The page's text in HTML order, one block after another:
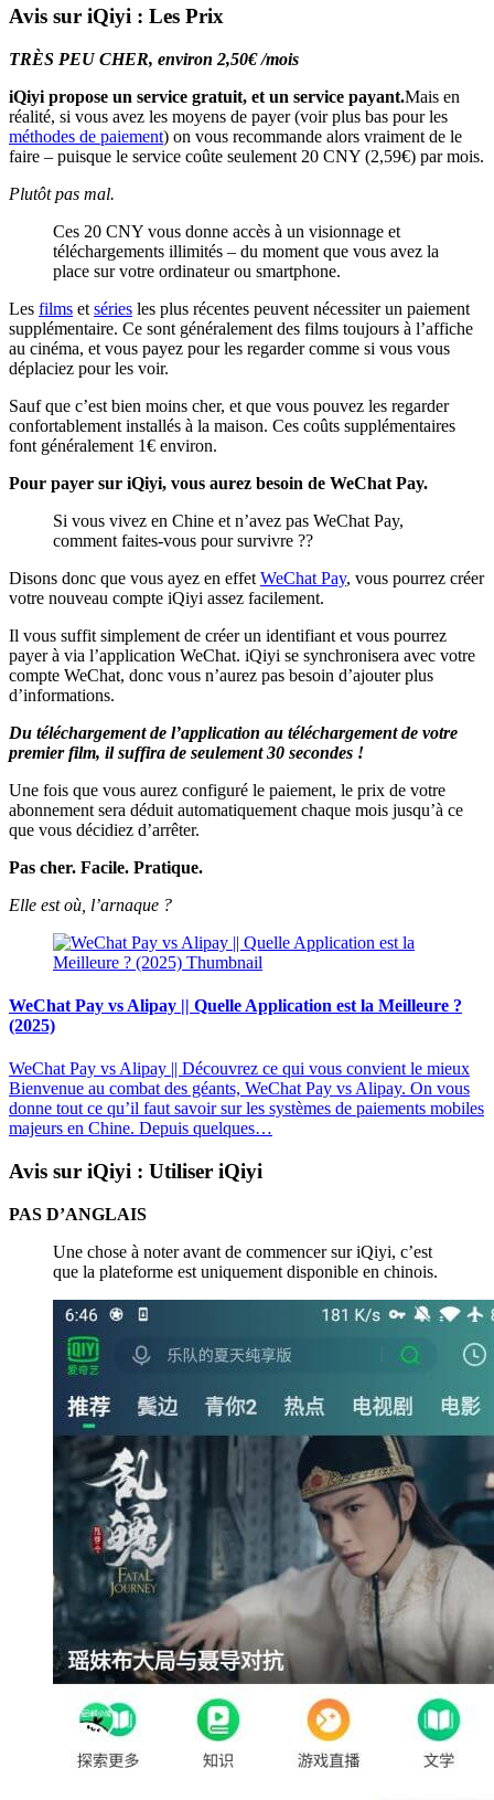
Avis sur iQiyi : Les Prix
TRÈS PEU CHER, environ 2,50€ /mois
iQiyi propose un service gratuit, et un service payant.Mais en
réalité, si vous avez les moyens de payer (voir plus bas pour les
méthodes de paiement) on vous recommande alors vraiment de le
faire – puisque le service coûte seulement 20 CNY (2,59€) par mois.
Plutôt pas mal.
Ces 20 CNY vous donne accès à un visionnage et
téléchargements illimités – du moment que vous avez la
place sur votre ordinateur ou smartphone.
Les films et séries les plus récentes peuvent nécessiter un paiement
supplémentaire. Ce sont généralement des films toujours à l’affiche
au cinéma, et vous payez pour les regarder comme si vous vous
déplaciez pour les voir.
Sauf que c’est bien moins cher, et que vous pouvez les regarder
confortablement installés à la maison. Ces coûts supplémentaires
font généralement 1€ environ.
Pour payer sur iQiyi, vous aurez besoin de WeChat Pay.
Si vous vivez en Chine et n’avez pas WeChat Pay,
comment faites-vous pour survivre ??
Disons donc que vous ayez en effet WeChat Pay, vous pourrez créer
votre nouveau compte iQiyi assez facilement.
Il vous suffit simplement de créer un identifiant et vous pourrez
payer à via l’application WeChat. iQiyi se synchronisera avec votre
compte WeChat, donc vous n’aurez pas besoin d’ajouter plus
d’informations.
Du téléchargement de l’application au téléchargement de votre
premier film, il suffira de seulement 30 secondes !
Une fois que vous aurez configuré le paiement, le prix de votre
abonnement sera déduit automatiquement chaque mois jusqu’à ce
que vous décidiez d’arrêter.
Pas cher. Facile. Pratique.
Elle est où, l’arnaque ?
WeChat Pay vs Alipay || Quelle Application est la Meilleure ?
(2025)
WeChat Pay vs Alipay || Découvrez ce qui vous convient le mieux
Bienvenue au combat des géants, WeChat Pay vs Alipay. On vous
donne tout ce qu’il faut savoir sur les systèmes de paiements mobiles
majeurs en Chine. Depuis quelques…
Avis sur iQiyi : Utiliser iQiyi
PAS D’ANGLAIS
Une chose à noter avant de commencer sur iQiyi, c’est
que la plateforme est uniquement disponible en chinois.